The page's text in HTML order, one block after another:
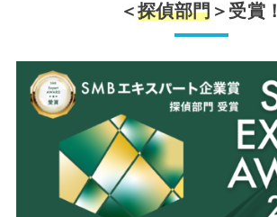
＜探偵部門 ＞受賞！